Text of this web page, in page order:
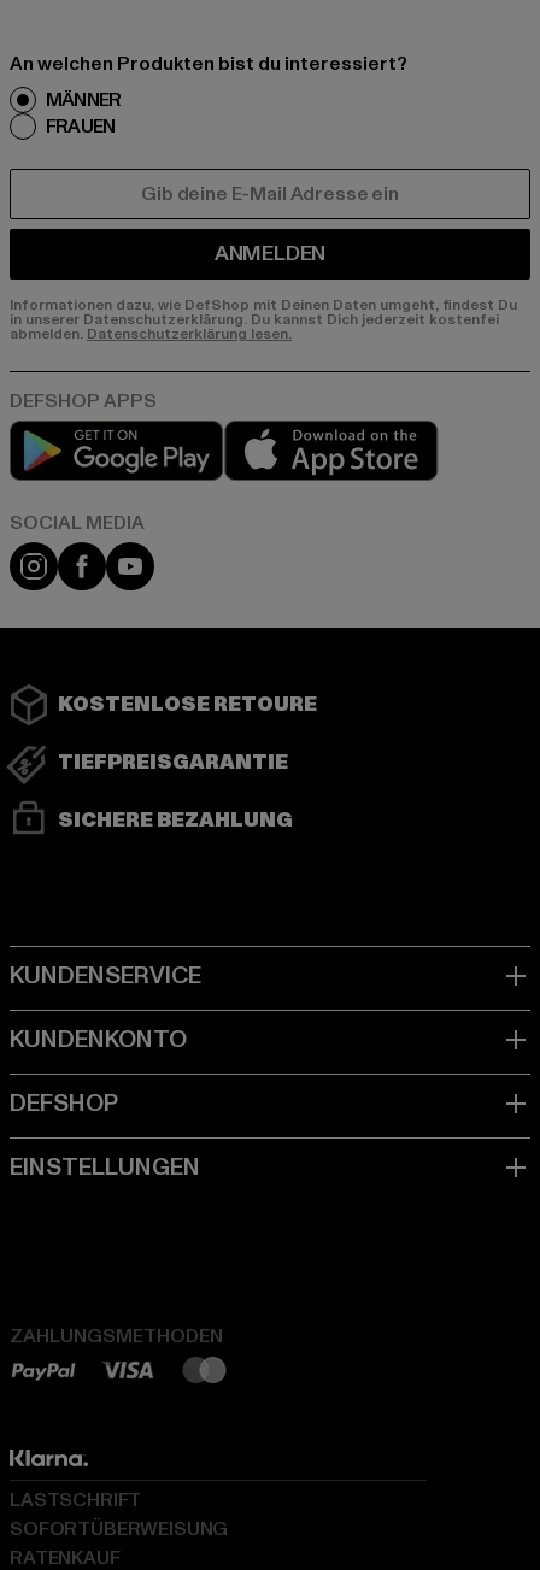
An welchen Produkten bist du interessiert?
MÄNNER
FRAUEN
ANMELDEN
Informationen dazu, wie DefShop mit Deinen Daten umgeht, findest Du
in unserer Datenschutzerklärung. Du kannst Dich jederzeit kostenfei
abmelden. Datenschutzerklärung lesen.
Play market
Instagram
FacebookYouTube
KOSTENLOSE RETOURE
TIEFPREISGARANTIE
SICHERE BEZAHLUNG
ZAHLUNGSMETHODEN
LASTSCHRIFT
SOFORTÜBERWEISUNG
RATENKAUF